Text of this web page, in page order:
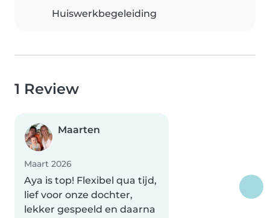
Huiswerkbegeleiding
1 Review
Maarten
Maart 2026
Aya is top! Flexibel qua tijd,
lief voor onze dochter,
lekker gespeeld en daarna